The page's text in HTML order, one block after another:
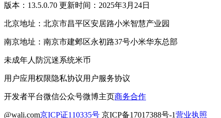
版本：13.5.0.70 更新时间：2025年3月24日
北京地址：北京市昌平区安居路小米智慧产业园
南京地址：南京市建邺区永初路37号小米华东总部
未成年人防沉迷系统米币
用户应用权限隐私协议用户服务协议
开发者平台微信公众号微博主页商务合作
@wali.com京ICP证110335号 京ICP备17017388号-1营业执照